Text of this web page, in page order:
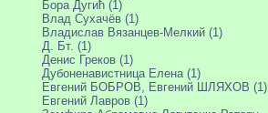
Бора Дугић (1)
Влад Сухачёв (1)
Владислав Вязанцев-Мелкий (1)
Д. Бт. (1)
Денис Греков (1)
Дубоненавистница Елена (1)
Евгений БОБРОВ, Евгений ШЛЯХОВ (1)
Евгений Лавров (1)